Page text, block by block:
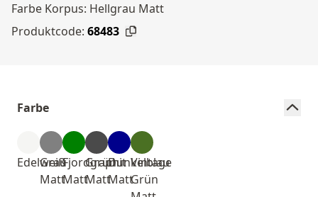
Farbe Korpus: Hellgrau Matt
Produktcode: 68483
Farbe
Edelweiß
Grau
Matt
Fjordgrün
Matt
Graphit
Matt
Dunkelblau
Matt
Vintage
Grün